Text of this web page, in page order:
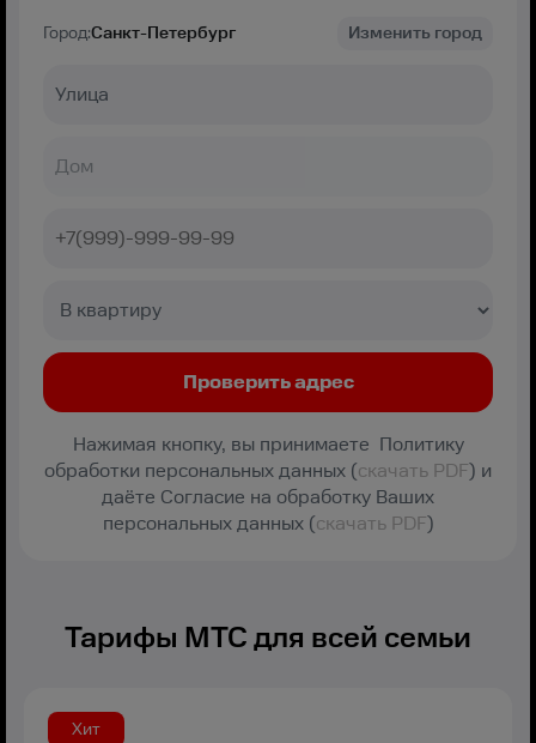
Город:Санкт-Петербург Изменить город
Нажимая кнопку, вы принимаете Политику
обработки персональных данных (скачать PDF) и
даёте Согласие на обработку Ваших
персональных данных (скачать PDF)
Тарифы МТС для всей семьи
Хит